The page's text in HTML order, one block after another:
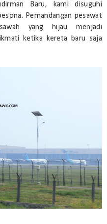
Baru, kami disuguhi
Pemandangan pesawat
yang hijau menjadi
ketika kereta baru saja